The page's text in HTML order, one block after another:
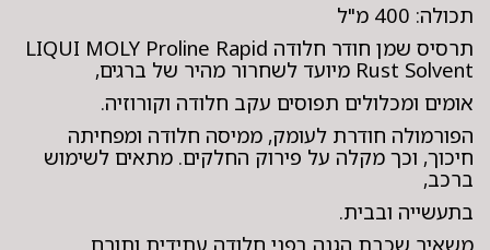
תכולה: 400 מ"ל
תרסיס שמן חודר חלודה LIQUI MOLY Proline Rapid
Rust Solvent מיועד לשחרור מהיר של ברגים,
אומים ומכלולים תפוסים עקב חלודה וקורוזיה.
הפורמולה חודרת לעומק, ממיסה חלודה ומפחיתה
חיכוך, וכך מקלה על פירוק החלקים. מתאים לשימוש
ברכב,
בתעשייה ובבית.
משאיר שכבת הגנה בפני חלודה עתידית ותורם